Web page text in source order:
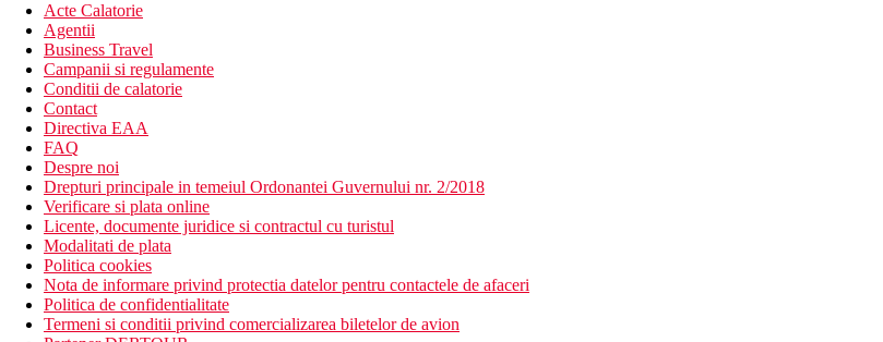
Acte Calatorie
Agentii
Business Travel
Campanii si regulamente
Conditii de calatorie
Contact
Directiva EAA
FAQ
Despre noi
Drepturi principale in temeiul Ordonantei Guvernului nr. 2/2018
Verificare si plata online
Licente, documente juridice si contractul cu turistul
Modalitati de plata
Politica cookies
Nota de informare privind protectia datelor pentru contactele de afaceri
Politica de confidentialitate
Termeni si conditii privind comercializarea biletelor de avion